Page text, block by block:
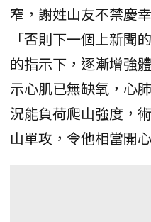
窄，謝姓山友不禁慶
「否則下一個上新聞
的指示下，逐漸增強
示心肌已無缺氧，心
況能負荷爬山強度，
山單攻，令他相當開